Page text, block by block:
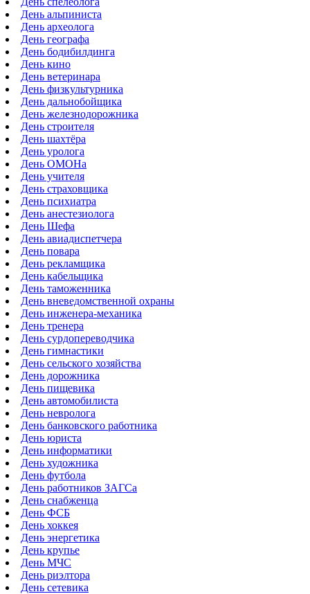
День альпиниста
День археолога
День географа
День бодибилдинга
День кино
День ветеринара
День физкультурника
День дальнобойщика
День железнодорожника
День строителя
День шахтёра
День уролога
День ОМОНа
День учителя
День страховщика
День психиатра
День анестезиолога
День Шефа
День авиадиспетчера
День повара
День рекламщика
День кабельщика
День таможенника
День вневедомственной охраны
День инженера-механика
День тренера
День сурдопереводчика
День гимнастики
День сельского хозяйства
День дорожника
День пищевика
День автомобилиста
День невролога
День банковского работника
День юриста
День информатики
День художника
День футбола
День работников ЗАГСа
День снабженца
День ФСБ
День хоккея
День энергетика
День крупье
День МЧС
День риэлтора
День сетевика